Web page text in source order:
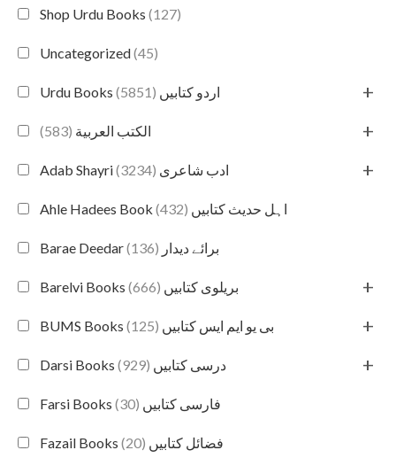
Shop Urdu Books (127)
Uncategorized(45)
Urdu Books اردو کتابیں (5851) +
الكتب العربية (583) +
Adab Shayri ادب شاعری (3234) +
Ahle Hadees Book اہل حدیث کتابیں (432)
Barae Deedar برائے دیدار (136)
Barelvi Books بریلوی کتابیں (666) +
BUMS Books بی یو ایم ایس کتابیں (125) +
Darsi Books درسی کتابیں (929) +
Farsi Books فارسی کتابیں (30)
Fazail Books فضائل کتابیں (20)